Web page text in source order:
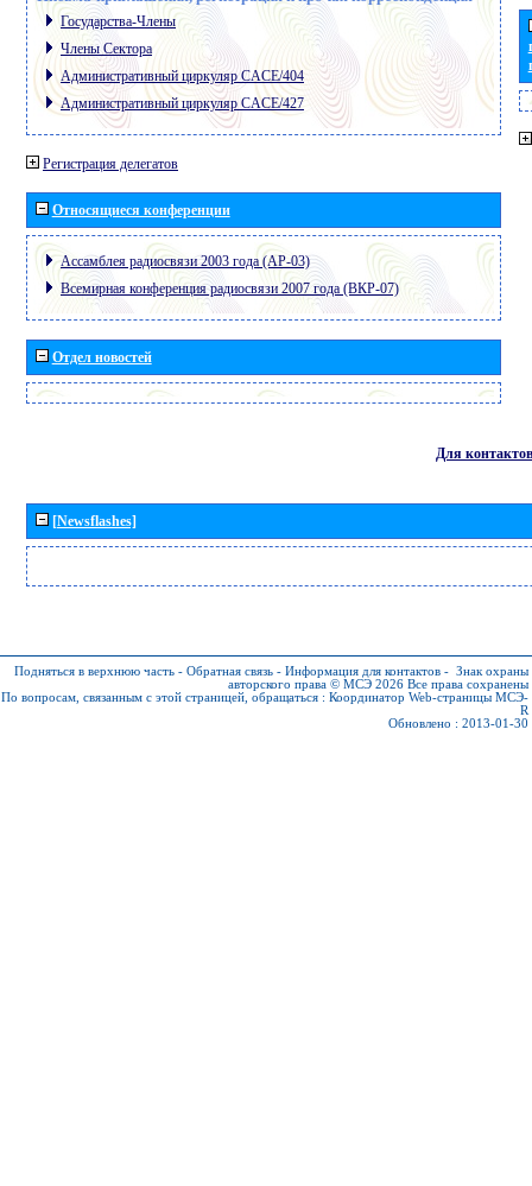
Государства-Члены
Члены Сектора
Административный циркуляр CACE/404
Административный циркуляр CACE/427
Регистрация делегатов
Относящиеся конференции
Ассамблея радиосвязи 2003 года (АР-03)
Всемирная конференция радиосвязи 2007 года (ВКР-07)
Отдел новостей
Для контактов
[Newsflashes]
Подняться в верхнюю часть - Обратная связь - Информация для контактов - Знак охраны
авторского права © МСЭ 2026 Все права сохранены
По вопросам, связанным с этой страницей, обращаться : Координатор Web-страницы МСЭ-
R
Обновлено : 2013-01-30